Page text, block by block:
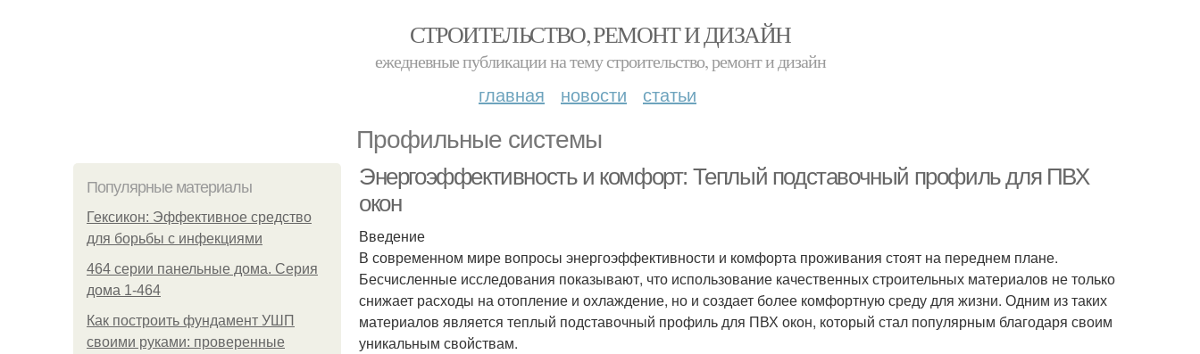
СТРОИТЕЛЬСТВО, РЕМОНТ И ДИЗАЙН
ежедневные публикации на тему строительство, ремонт и дизайн
главная новости статьи
Профильные системы
Популярные материалы
Гексикон: Эффективное средство
для борьбы с инфекциями
464 серии панельные дома. Серия
дома 1-464
Как построить фундамент УШП
своими руками: проверенные
Энергоэффективность и комфорт: Теплый подставочный профиль для ПВХ
окон
Введение
В современном мире вопросы энергоэффективности и комфорта проживания стоят на переднем плане.
Бесчисленные исследования показывают, что использование качественных строительных материалов не только
снижает расходы на отопление и охлаждение, но и создает более комфортную среду для жизни. Одним из таких
материалов является теплый подставочный профиль для ПВХ окон, который стал популярным благодаря своим
уникальным свойствам.